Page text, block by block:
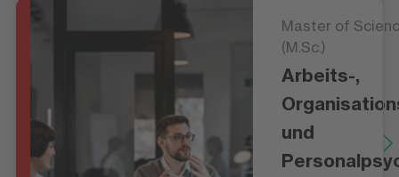
Master of
(M.Sc.)
Arbeits-,
und